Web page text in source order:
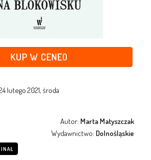
KUP W CENEO
lutego 2021, środa
Autor: Marta Matyszczak
Wydawnictwo: Dolnośląskie